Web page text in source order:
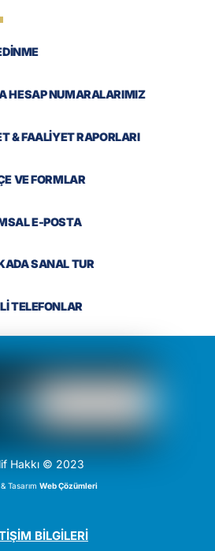
HESAP NUMARALARIMIZ
& FAALİYET RAPORLARI
VE FORMLAR
E-POSTA
SANAL TUR
TELEFONLAR
Hakkı © 2023
& TasarımWeb Çözümleri
BİLGİLERİ